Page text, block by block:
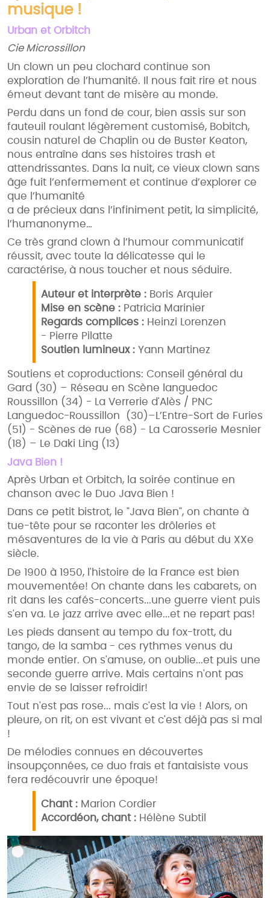
musique !
Urban et Orbitch
Cie Microssillon
Un clown un peu clochard continue son
exploration de l’humanité. Il nous fait rire et nous
émeut devant tant de misère au monde.
Perdu dans un fond de cour, bien assis sur son
fauteuil roulant légèrement customisé, Bobitch,
cousin naturel de Chaplin ou de Buster Keaton,
nous entraîne dans ses histoires trash et
attendrissantes. Dans la nuit, ce vieux clown sans
âge fuit l’enfermement et continue d’explorer ce
que l’humanité
a de précieux dans l’infiniment petit, la simplicité,
l’humanonyme…
Ce très grand clown à l’humour communicatif
réussit, avec toute la délicatesse qui le
caractérise, à nous toucher et nous séduire.
Auteur et interprète :Boris Arquier
Mise en scène :Patricia Marinier
Regards complices :Heinzi Lorenzen
- Pierre Pilatte
Soutien lumineux :Yann Martinez
Soutiens et coproductions: Conseil général du
Gard (30) – Réseau en Scène languedoc
Roussillon (34) - La Verrerie d'Alès / PNC
Languedoc-Roussillon (30)–L’Entre-Sort de Furies
(51) - Scènes de rue (68) - La Carosserie Mesnier
(18) – Le Daki Ling (13)
Java Bien !
Après Urban et Orbitch, la soirée continue en
chanson avec le Duo Java Bien !
Dans ce petit bistrot, le "Java Bien", on chante à
tue-tête pour se raconter les drôleries et
mésaventures de la vie à Paris au début du XXe
siècle.
De 1900 à 1950, l'histoire de la France est bien
mouvementée! On chante dans les cabarets, on
rit dans les cafés-concerts...une guerre vient puis
s'en va. Le jazz arrive avec elle...et ne repart pas!
Les pieds dansent au tempo du fox-trott, du
tango, de la samba - ces rythmes venus du
monde entier. On s'amuse, on oublie...et puis une
seconde guerre arrive. Mais certains n'ont pas
envie de se laisser refroidir!
Tout n'est pas rose... mais c'est la vie ! Alors, on
pleure, on rit, on est vivant et c'est déjà pas si mal
!
​De mélodies connues en découvertes
insoupçonnées, ce duo frais et fantaisiste vous
fera redécouvrir une époque!
Chant :Marion Cordier
Accordéon, chant :Hélène Subtil